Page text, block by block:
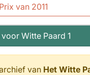
Witte Paard 1
van Het Witte
van 2011